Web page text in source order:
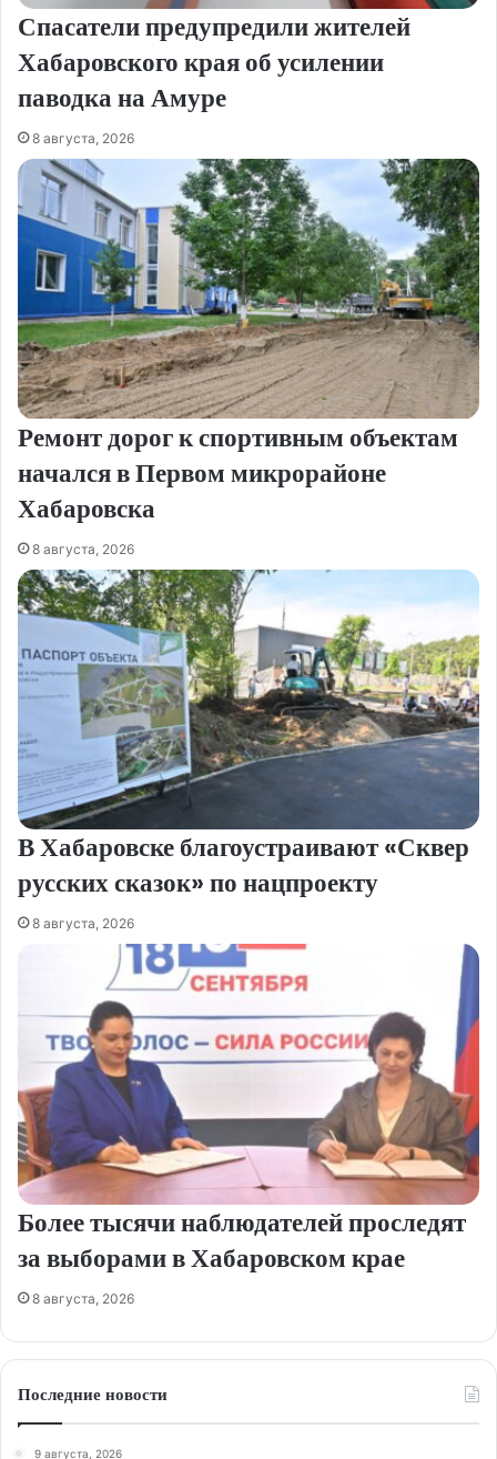
Спасатели предупредили жителей
Хабаровского края об усилении
паводка на Амуре
8 августа, 2026
Ремонт дорог к спортивным объектам
начался в Первом микрорайоне
Хабаровска
8 августа, 2026
В Хабаровске благоустраивают «Сквер
русских сказок» по нацпроекту
8 августа, 2026
Более тысячи наблюдателей проследят
за выборами в Хабаровском крае
8 августа, 2026
Последние новости
9 августа, 2026